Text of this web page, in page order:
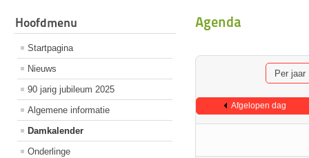
Hoofdmenu
Startpagina
Nieuws
90 jarig jubileum 2025
Algemene informatie
Damkalender
Onderlinge
Agenda
Per jaar
Afgelopen dag